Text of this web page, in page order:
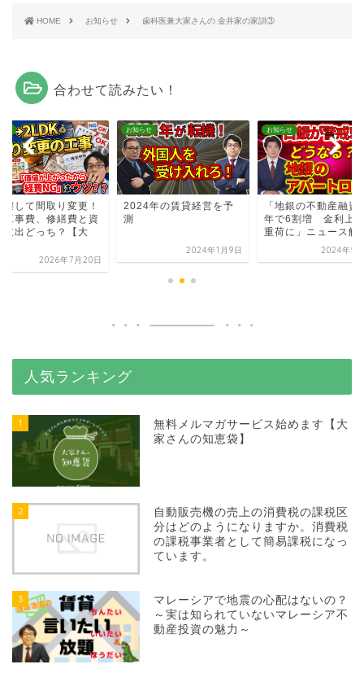
HOME お知らせ 歯科医兼大家さんの 金井家の家訓③
合わせて読みたい！
壊して間取り変更！
工事費、修繕費と資
支出どっち？【大
2026年7月20日
お知らせ
2024年の賃貸経営を予
測
2024年1月9日
お知らせ
「地銀の不動産融資
年で6割増 金利上
重荷に」ニュース解
2024年5
人気ランキング
1
無料メルマガサービス始めます【大
家さんの知恵袋】
2
自動販売機の売上の消費税の課税区
分はどのようになりますか。消費税
の課税事業者として簡易課税になっ
ています。
3
マレーシアで地震の心配はないの？
～実は知られていないマレーシア不
動産投資の魅力～